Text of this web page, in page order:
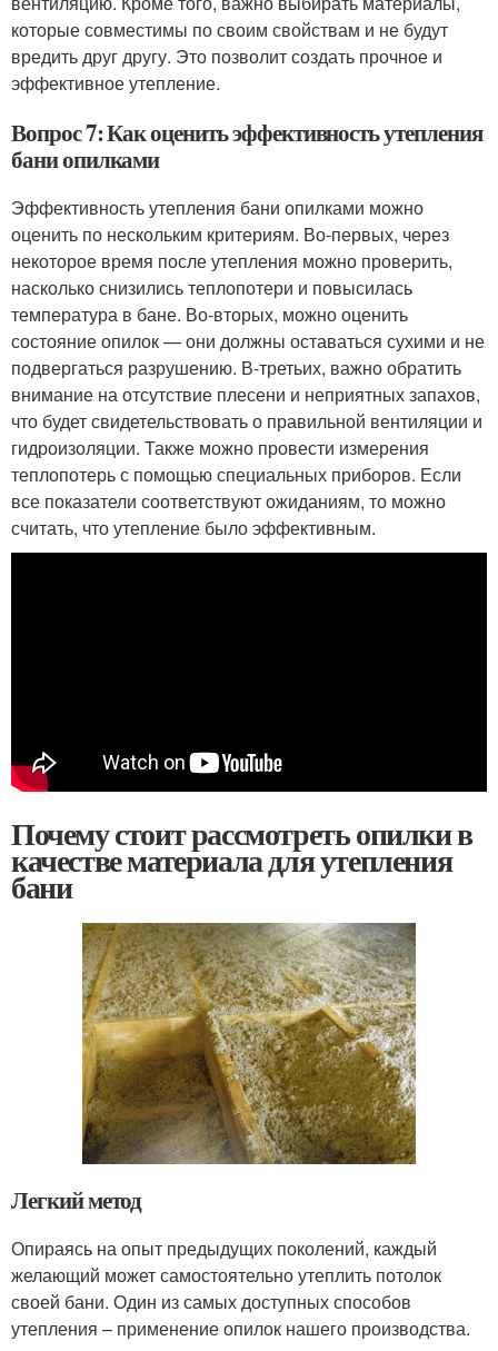
которые совместимы по своим свойствам и не будут
вредить друг другу. Это позволит создать прочное и
эффективное утепление.
Вопрос 7: Как оценить эффективность утепления
бани опилками
Эффективность утепления бани опилками можно
оценить по нескольким критериям. Во-первых, через
некоторое время после утепления можно проверить,
насколько снизились теплопотери и повысилась
температура в бане. Во-вторых, можно оценить
состояние опилок — они должны оставаться сухими и не
подвергаться разрушению. В-третьих, важно обратить
внимание на отсутствие плесени и неприятных запахов,
что будет свидетельствовать о правильной вентиляции и
гидроизоляции. Также можно провести измерения
теплопотерь с помощью специальных приборов. Если
все показатели соответствуют ожиданиям, то можно
считать, что утепление было эффективным.
Почему стоит рассмотреть опилки в
качестве материала для утепления
бани
Легкий метод
Опираясь на опыт предыдущих поколений, каждый
желающий может самостоятельно утеплить потолок
своей бани. Один из самых доступных способов
утепления – применение опилок нашего производства.